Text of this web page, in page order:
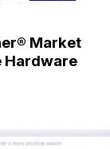
Market
Hardware